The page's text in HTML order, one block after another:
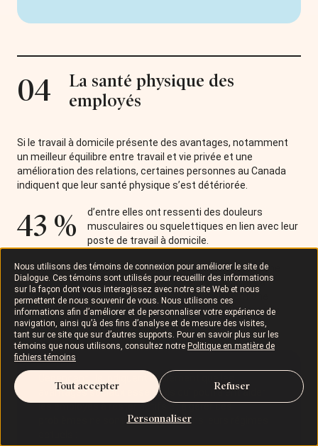
Nous utilisons des témoins de connexion pour améliorer le site de
Dialogue. Ces témoins sont utilisés pour recueillir des informations
sur la façon dont vous interagissez avec notre site Web et nous
permettent de nous souvenir de vous. Nous utilisons ces
informations afin d’améliorer et de personnaliser votre expérience de
navigation, ainsi qu’à des fins d’analyse et de mesure des visites,
tant sur ce site que sur d’autres supports. Pour en savoir plus sur les
témoins que nous utilisons, consultez notre Politique en matière de
fichiers témoins
Personnaliser
Tout accepter Refuser
04
La santé physique des
employés
Si le travail à domicile présente des avantages, notamment
un meilleur équilibre entre travail et vie privée et une
amélioration des relations, certaines personnes au Canada
indiquent que leur santé physique s’est détériorée.
43 %
d’entre elles ont ressenti des douleurs
musculaires ou squelettiques en lien avec leur
poste de travail à domicile.
En fait, plus de 80 % des leaders en RH qui constatent une
détérioration de la santé physique de leurs employés à
distance ou en mode hybride observent également une
augmentation du stress, de l’anxiété et des problèmes de
productivité.
Cependant, ils indiquent également que les
avantages sociaux essentiels qui pourraient aider
les employés à rester actifs et à gérer ces
problèmes ne sont pas offerts dans leurs régimes